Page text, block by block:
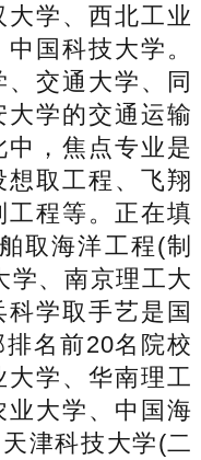
学、西北工业
国科技大学。
交通大学、同
学的交通运输
，焦点专业是
取工程、飞翔
程等。正在填
取海洋工程(制
学、南京理工大
学取手艺是国
名前20名院校
学、华南理工
大学、中国海
津科技大学(二